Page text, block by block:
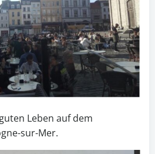
Leben auf dem
sur-Mer.